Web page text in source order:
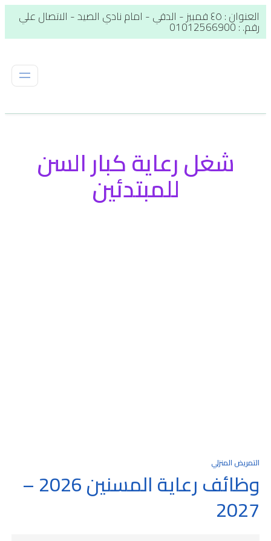
العنوان : ٤٥ قمبيز - الدقي - امام نادي الصيد - الاتصال علي
رقم. : 01012566900
شغل رعاية كبار السن
للمبتدئين
التمريض المنزلي
وظائف رعاية المسنين 2026 –
2027